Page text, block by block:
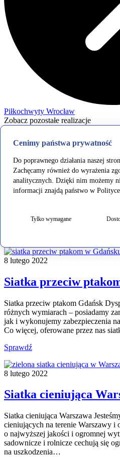
Piłkochwyty Wrocław
Zobacz pozostałe realizacje
8 lutego 2022
Siatka na
Siatka na rusztowania Warszawa
siatek na rusztowania. Mamy
zarówno osobom pracującym na
Oferowane…
8 lutego 2022
Siatka przeciw
Siatka przeciw ptakom Gdańsk
różnych wymiarach – posiadamy
jak i wykonujemy zabezpieczenia
Co więcej, oferowane przez nas
Sprawdź
8 lutego 2022
Siatka cieniująca
Siatka cieniująca Warszawa
cieniujących na terenie Warszawy
o najwyższej jakości i ogromnej
sadownicze i rolnicze cechują się
na uszkodzenia…
Cenimy państwa prywatność
Do poprawnego działania naszej
Zachęcamy również do wyrażenia
analitycznych. Dzięki nim możemy
informacji znajdą państwo w
Tylko wymagane